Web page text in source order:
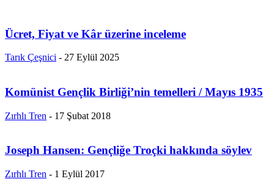
Ücret, Fiyat ve Kâr üzerine inceleme
Tarık Çeşnici - 27 Eylül 2025
Komünist Gençlik Birliği’nin temelleri / Mayıs 1935
Zırhlı Tren - 17 Şubat 2018
Joseph Hansen: Gençliğe Troçki hakkında söylev
Zırhlı Tren - 1 Eylül 2017